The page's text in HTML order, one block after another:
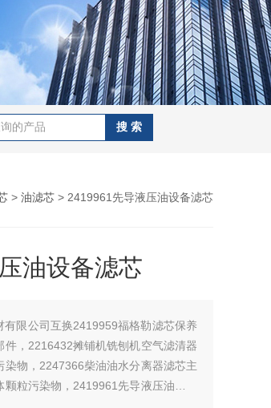
> 油滤芯 > 2419961先导液压油设备滤芯
油设备滤芯
有限公司互换2419959福格勒滤芯保养
，2216432摊铺机铣刨机空气滤清器
染物，2247366柴油油水分离器滤芯主
粒污染物，2419961先导液压油设备